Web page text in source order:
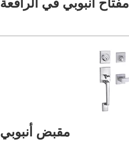
مقبض أنبوبي